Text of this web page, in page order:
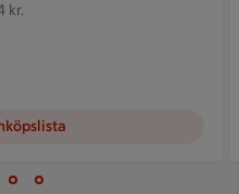
kr.
5av 5
Bild 3 av 5Bild 4 av 5